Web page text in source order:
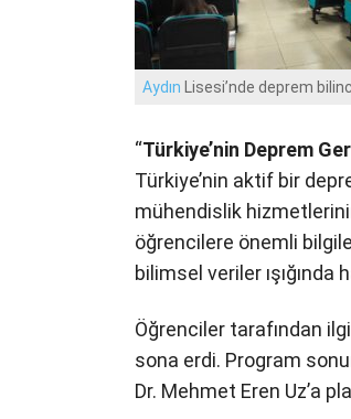
Aydın Lisesi’nde deprem
“Türkiye’nin Deprem
Türkiye’nin aktif bir
mühendislik
öğrencilere önemli
bilimsel veriler ışığında
Öğrenciler tarafından
sona erdi. Program
Dr. Mehmet Eren Uz’a